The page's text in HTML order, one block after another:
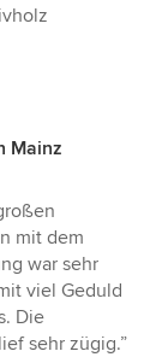
Mainz
mit dem
war sehr
viel Geduld
Die
sehr zügig.”